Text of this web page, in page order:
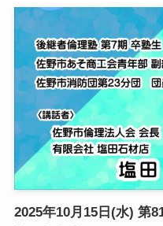
2025年10月15日(水) 第